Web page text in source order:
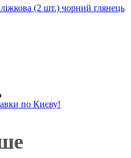
(2 шт.) чорний глянець
по Києву!